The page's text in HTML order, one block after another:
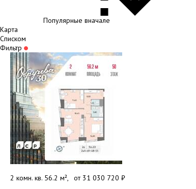
Популярные вначале
Карта
Списком
Фильтр
2 комн. кв. 56.2 м², от 31 030 720 ₽